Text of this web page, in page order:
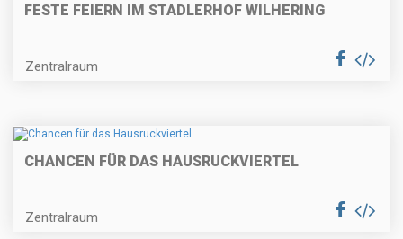
FESTE FEIERN IM STADLERHOF WILHERING
Zentralraum
CHANCEN FÜR DAS HAUSRUCKVIERTEL
Zentralraum